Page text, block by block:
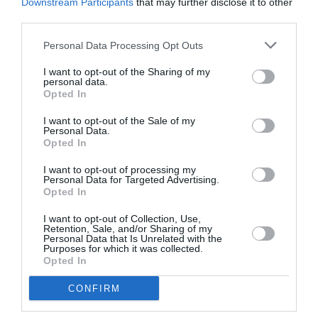
Personal Data Processing Opt Outs
I want to opt-out of the Sharing of my
personal data.
Opted In
I want to opt-out of the Sale of my
Personal Data.
Opted In
I want to opt-out of processing my
Personal Data for Targeted Advertising.
Opted In
I want to opt-out of Collection, Use,
Retention, Sale, and/or Sharing of my
Personal Data that Is Unrelated with the
Purposes for which it was collected.
Opted In
CONFIRM
Ημερομηνία:
Από: 01/06/2026 Εως:
26/07/2026
Ωράριο λειτουργίας: Καθημερινά 09.00 - 16.00
Τοποθεσία:
Ιστορικό Αρχείο Μουσείο Ύδρας, Μιαούλη 454, Ύδρα
Ιστορικό Αρχείο Μουσείο Ύδρας
Πληροφορίες / Κρατήσεις:
iamy.gr